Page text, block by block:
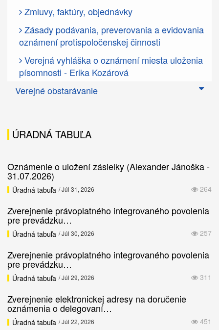
Zmluvy, faktúry, objednávky
Zásady podávania, preverovania a evidovania
oznámení protispoločenskej činnosti
Verejná vyhláška o oznámení miesta uloženia
písomnosti - Erika Kozárová
Verejné obstarávanie
ÚRADNÁ TABUĽA
Oznámenie o uložení zásielky (Alexander Jánoška -
31.07.2026)
264
Úradná tabuľa / Júl 31, 2026
Zverejnenie právoplatného integrovaného povolenia
pre prevádzku…
257
Úradná tabuľa / Júl 30, 2026
Zverejnenie právoplatného integrovaného povolenia
pre prevádzku…
311
Úradná tabuľa / Júl 29, 2026
Zverejnenie elektronickej adresy na doručenie
oznámenia o delegovaní…
451
Úradná tabuľa / Júl 22, 2026